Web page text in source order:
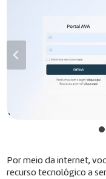
Por meio da internet,
recurso tecnológico a